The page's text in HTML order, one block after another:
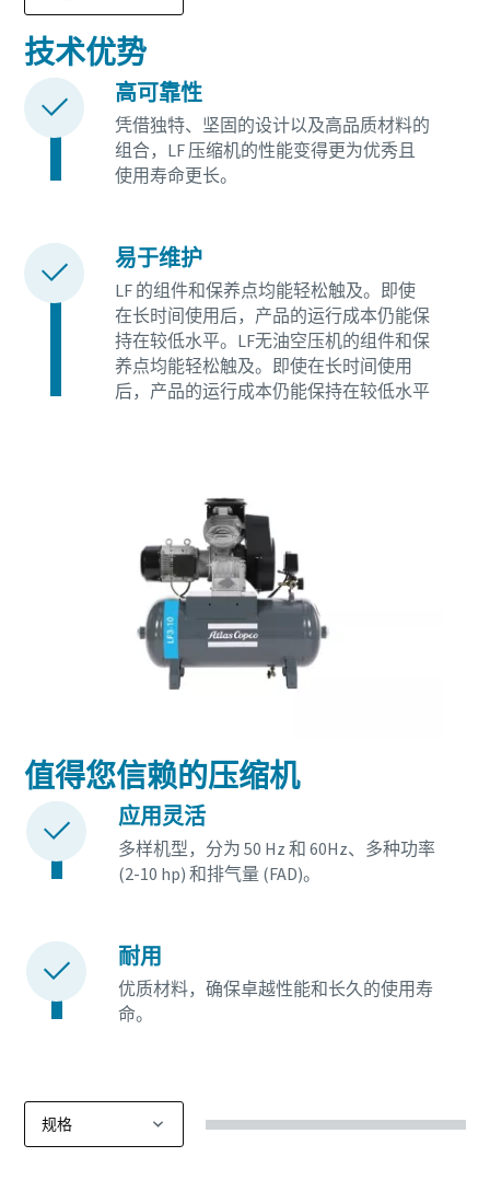
技术优势
高可靠性
凭借独特、坚固的设计以及高品质材料的
组合，LF 压缩机的性能变得更为优秀且
使用寿命更长。
易于维护
LF 的组件和保养点均能轻松触及。即使
在长时间使用后，产品的运行成本仍能保
持在较低水平。LF无油空压机的组件和保
养点均能轻松触及。即使在长时间使用
后，产品的运行成本仍能保持在较低水平
值得您信赖的压缩机
应用灵活
多样机型，分为 50 Hz 和 60Hz、多种功率
(2-10 hp) 和排气量 (FAD)。
耐用
优质材料，确保卓越性能和长久的使用寿
命。